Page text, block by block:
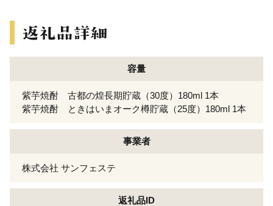
容量
紫芋焼酎 古都の煌長期貯蔵（30度）180ml 1本
紫芋焼酎 ときはいまオーク樽貯蔵（25度）180ml 1本
事業者
株式会社 サンフェステ
返礼品ID